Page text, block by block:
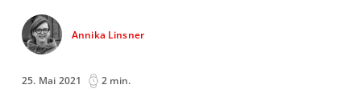
Annika Linsner
25. Mai 2021 2 min.